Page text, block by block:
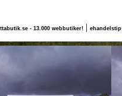
- 13.000 webbutiker!|
Fredrik S